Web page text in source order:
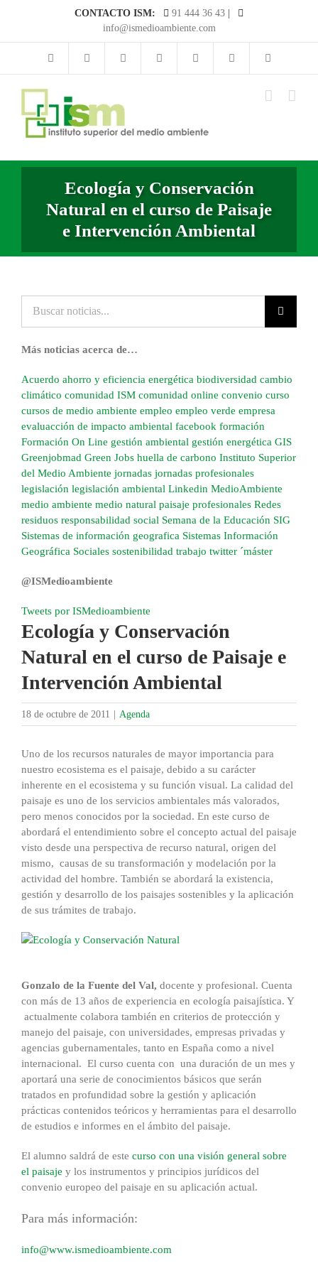
CONTACTO ISM: 91 444 36 43
info@ismedioambiente.com
Ecología y Conservación
Natural en el curso de Paisaje
e Intervención Ambiental
Ecología y Conservación
Natural en el curso de Paisaje e
Intervención Ambiental
18 de octubre de 2011 | Agenda
Uno de los recursos naturales de mayor importancia para
nuestro ecosistema es el paisaje, debido a su carácter
inherente en el ecosistema y su función visual. La calidad del
paisaje es uno de los servicios ambientales más valorados,
pero menos conocidos por la sociedad. En este curso de
abordará el entendimiento sobre el concepto actual del paisaje
visto desde una perspectiva de recurso natural, origen del
mismo, causas de su transformación y modelación por la
actividad del hombre. También se abordará la existencia,
gestión y desarrollo de los paisajes sostenibles y la aplicación
de sus trámites de trabajo.
Gonzalo de la Fuente del Val, docente y profesional. Cuenta
con más de 13 años de experiencia en ecología paisajística. Y
actualmente colabora también en criterios de protección y
manejo del paisaje, con universidades, empresas privadas y
agencias gubernamentales, tanto en España como a nivel
internacional. El curso cuenta con una duración de un mes y
aportará una serie de conocimientos básicos que serán
tratados en profundidad sobre la gestión y aplicación
prácticas contenidos teóricos y herramientas para el desarrollo
de estudios e informes en el ámbito del paisaje.
El alumno saldrá de este curso con una visión general sobre
el paisaje y los instrumentos y principios jurídicos del
convenio europeo del paisaje en su aplicación actual.
Para más información:
info@www.ismedioambiente.com
noticias...
Más noticias acerca de…
Acuerdo ahorro y eficiencia energética biodiversidad cambio
climático comunidad ISM comunidad online convenio curso
cursos de medio ambiente empleo empleo verde empresa
evaluacción de impacto ambiental facebook formación
Formación On Line gestión ambiental gestión energética GIS
Greenjobmad Green Jobs huella de carbono Instituto Superior
del Medio Ambiente jornadas jornadas profesionales
legislación legislación ambiental Linkedin MedioAmbiente
medio ambiente medio natural paisaje profesionales Redes
residuos responsabilidad social Semana de la Educación SIG
Sistemas de información geografica Sistemas Información
Geográfica Sociales sostenibilidad trabajo twitter ´máster
@ISMedioambiente
Tweets por ISMedioambiente